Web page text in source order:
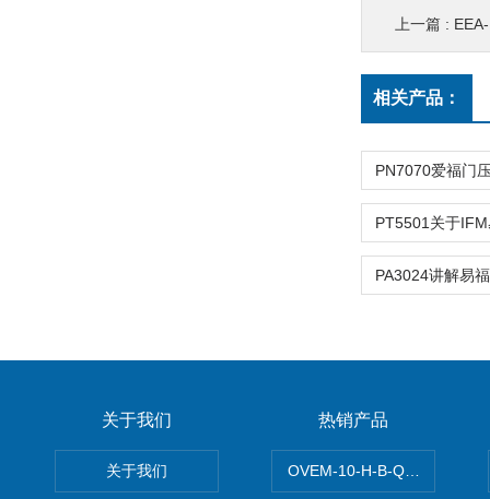
上一篇 : EEA-
相关产品：
关于我们
关于我们
热销产品
OVEM-10-H-B-QO-CE-N-2P